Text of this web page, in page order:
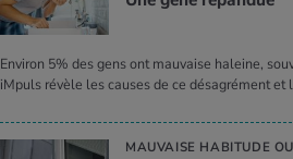
Environ 5% des gens ont mauvaise haleine,
iMpuls révèle les causes de ce désagrément et
MAUVAISE HABITUDE